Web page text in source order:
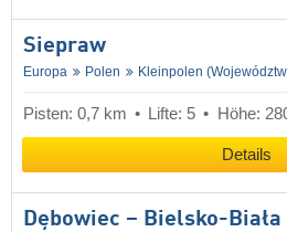
Siepraw
Europa Polen Kleinpolen
Pisten: 0,7 km Lifte: 5 Höhe:
Details
Dębowiec – Bielsko-Biała